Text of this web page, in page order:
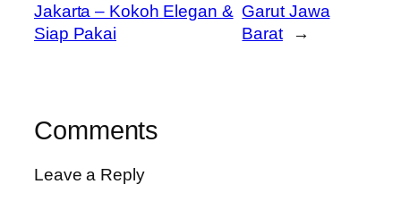
Jakarta – Kokoh Elegan &
Siap Pakai
Garut Jawa
Barat
→
Comments
Leave a Reply